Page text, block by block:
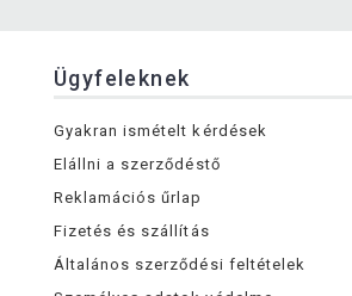
Ügyfeleknek
Gyakran ismételt kérdések
Elállni a szerződéstő
Reklamációs űrlap
Fizetés és szállítás
Általános szerződési feltételek